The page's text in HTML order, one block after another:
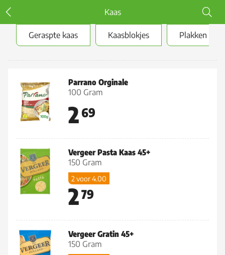
Kaas
Geraspte kaas Kaasblokjes Plakken
Geraspte kaas
Parrano Orginale
100 Gram
269
Vergeer Pasta Kaas 45+
150 Gram
2 voor 4.00
279
Vergeer Gratin 45+
150 Gram